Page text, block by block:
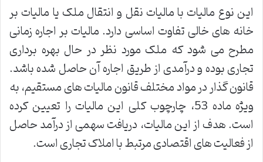
این نوع مالیات با مالیات نقل و انتقال ملک یا مالیات بر
خانه های خالی تفاوت اساسی دارد. مالیات بر اجاره زمانی
مطرح می شود که ملک مورد نظر در حال بهره برداری
تجاری بوده و درآمدی از طریق اجاره آن حاصل شده باشد.
قانون گذار در مواد مختلف قانون مالیات های مستقیم، به
ویژه ماده 53، چارچوب کلی این مالیات را تعیین کرده
است. هدف از این مالیات، دریافت سهمی از درآمد حاصل
از فعالیت های اقتصادی مرتبط با املاک تجاری است.